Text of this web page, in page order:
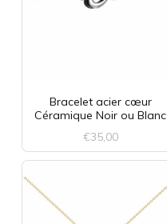
plusieurs
options
peuvent
être
Bracelet acier cœur
Céramique Noir ou Blanc
€35,00
Ce
produit